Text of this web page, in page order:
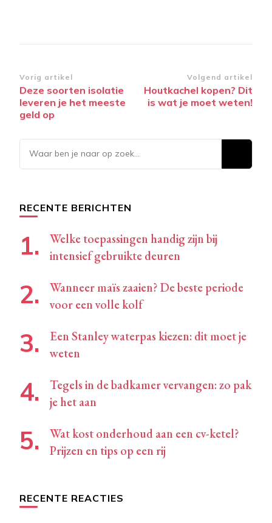
Bericht
navigatie
Vorig artikel
Deze soorten isolatie
leveren je het meeste
geld op
Volgend artikel
Houtkachel kopen? Dit
is wat je moet weten!
Op
zoek
RECENTE BERICHTEN
Welke toepassingen handig zijn bij
intensief gebruikte deuren
Wanneer maïs zaaien? De beste periode
voor een volle kolf
Een Stanley waterpas kiezen: dit moet je
weten
Tegels in de badkamer vervangen: zo pak
je het aan
Wat kost onderhoud aan een cv-ketel?
Prijzen en tips op een rij
RECENTE REACTIES